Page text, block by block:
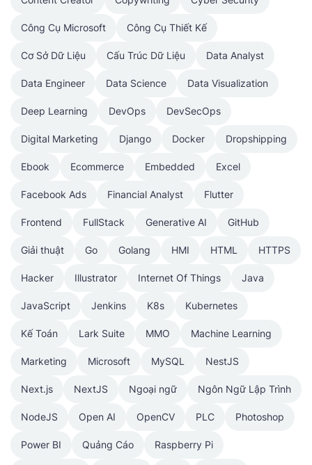
Công Cụ Microsoft Công Cụ Thiết Kế
Cơ Sở Dữ Liệu Cấu Trúc Dữ Liệu Data Analyst
Data Engineer Data Science Data Visualization
Deep Learning DevOps DevSecOps
Digital Marketing Django Docker Dropshipping
Ebook Ecommerce Embedded Excel
Facebook Ads Financial Analyst Flutter
Frontend FullStack Generative AI GitHub
Giải thuật Go Golang HMI HTML HTTPS
Hacker Illustrator Internet Of Things Java
JavaScript Jenkins K8s Kubernetes
Kế Toán Lark Suite MMO Machine Learning
Marketing Microsoft MySQL NestJS
Next.js NextJS Ngoại ngữ Ngôn Ngữ Lập Trình
NodeJS Open AI OpenCV PLC Photoshop
Power BI Quảng Cáo Raspberry Pi